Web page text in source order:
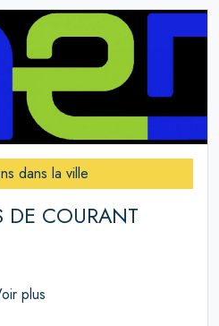
dans la ville
DE COURANT
plus